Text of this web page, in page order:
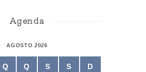
Agenda
AGOSTO 2026
Q Q S S D